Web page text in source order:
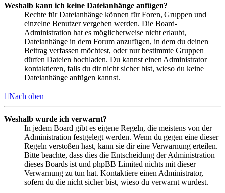
Weshalb kann ich keine Dateianhänge anfügen?
Rechte für Dateianhänge können für Foren, Gruppen und
einzelne Benutzer vergeben werden. Die Board-
Administration hat es möglicherweise nicht erlaubt,
Dateianhänge in dem Forum anzufügen, in dem du deinen
Beitrag verfassen möchtest, oder nur bestimmte Gruppen
dürfen Dateien hochladen. Du kannst einen Administrator
kontaktieren, falls du dir nicht sicher bist, wieso du keine
Dateianhänge anfügen kannst.
Nach oben
Weshalb wurde ich verwarnt?
In jedem Board gibt es eigene Regeln, die meistens von der
Administration festgelegt werden. Wenn du gegen eine dieser
Regeln verstoßen hast, kann sie dir eine Verwarnung erteilen.
Bitte beachte, dass dies die Entscheidung der Administration
dieses Boards ist und phpBB Limited nichts mit dieser
Verwarnung zu tun hat. Kontaktiere einen Administrator,
sofern du die nicht sicher bist, wieso du verwarnt wurdest.